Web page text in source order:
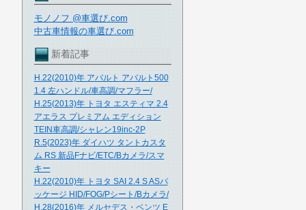
モノノフ @車選び.com
中古車情報の車選び.com
新着記事
H.22(2010)年 アバルト アバルト500
1.4 左ハンドル/車高調/マフラー/
H.25(2013)年 トヨタ エスティマ 2.4
アエラス プレミアム エディション
TEIN車高調/シャレン19inc-2P
R.5(2023)年 ダイハツ タントカスタ
ム RS 新品Fナビ/ETC/Bカメラ/スマ
キー
H.22(2010)年 トヨタ SAI 2.4 S ASパ
ッケージ HID/FOG/Pシート/Bカメラ/
H.28(2016)年 メルセデス・ベンツ E